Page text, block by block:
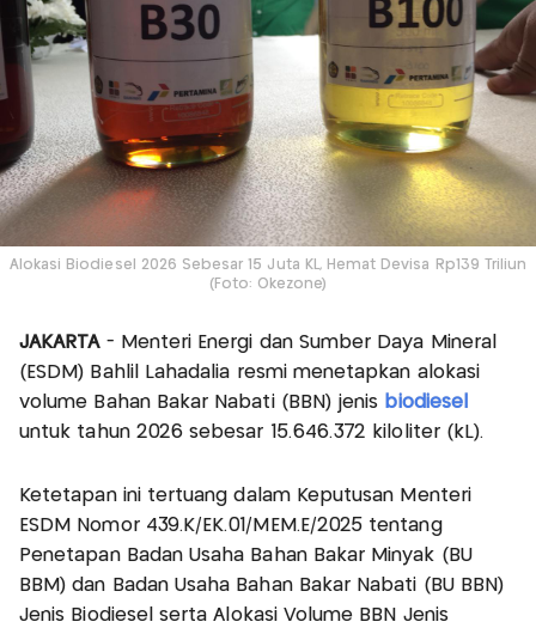
Alokasi Biodiesel 2026 Sebesar 15 Juta KL, Hemat Devisa Rp139 Triliun
(Foto: Okezone)
JAKARTA - Menteri Energi dan Sumber Daya Mineral
(ESDM) Bahlil Lahadalia resmi menetapkan alokasi
volume Bahan Bakar Nabati (BBN) jenis biodiesel
untuk tahun 2026 sebesar 15.646.372 kiloliter (kL).
Ketetapan ini tertuang dalam Keputusan Menteri
ESDM Nomor 439.K/EK.01/MEM.E/2025 tentang
Penetapan Badan Usaha Bahan Bakar Minyak (BU
BBM) dan Badan Usaha Bahan Bakar Nabati (BU BBN)
Jenis Biodiesel serta Alokasi Volume BBN Jenis